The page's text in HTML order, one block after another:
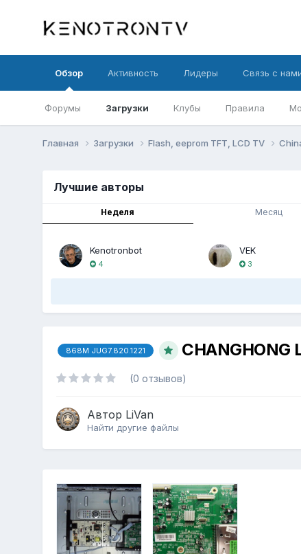
Обзор
Форумы Загрузки Клубы Правила
Активность Лидеры Связь с
Главная Загрузки Flash, eeprom TFT, LCD TV
Лучшие авторы
Неделя Месяц
Kenotronbot
4
VEK
3
868M JUG7.820.1221 CHANGHONG
(0 отзывов)
Автор LiVan
Найти другие файлы